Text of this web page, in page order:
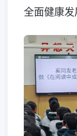
全面健康发